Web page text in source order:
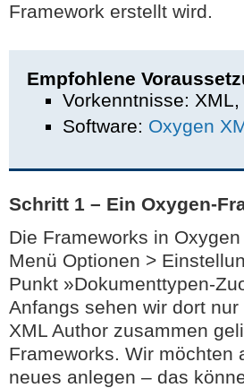
Framework erstellt wird.
Empfohlene
Vorkenntnisse: XML,
Software: Oxygen
Schritt 1 – Ein Oxygen-
Die Frameworks in
Menü Optionen >
Punkt »Dokumenttypen-
Anfangs sehen wir dort
XML Author zusammen
Frameworks. Wir möchten
neues anlegen – das